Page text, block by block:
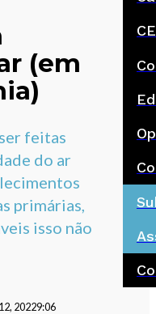
(em
feitas
do ar
primárias,
isso não
20229:06